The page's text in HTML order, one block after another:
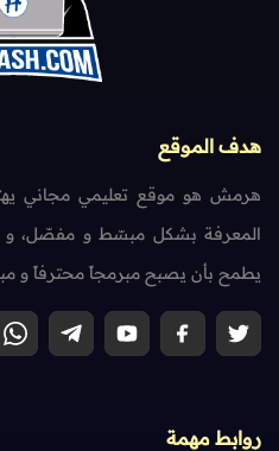
هدف الموقع
هرمش هو موقع تعليمي مجاني
المعرفة بشكل مبسّط و مفصّل،
يطمح بأن يصبح مبرمجاً محترفاً و
روابط مهمة